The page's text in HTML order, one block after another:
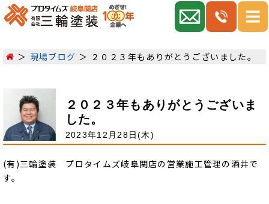
現場ブログ ２０２３年もありがとうございました。
２０２３年もありがとうございま
した。
2023年12月28日(木)
(有)三輪塗装 プロタイムズ岐阜関店の営業施工管理の酒井で
す。